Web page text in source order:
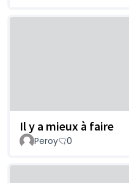
Il y a mieux à faire
Peroy 0